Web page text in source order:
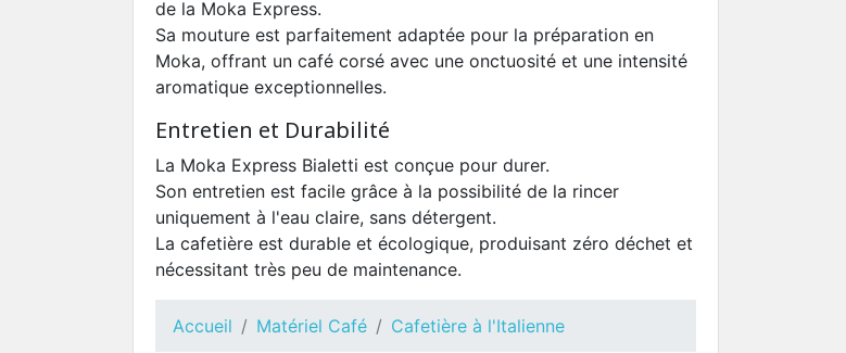
de la Moka Express.
Sa mouture est parfaitement adaptée pour la préparation en
Moka, offrant un café corsé avec une onctuosité et une intensité
aromatique exceptionnelles.
Entretien et Durabilité
La Moka Express Bialetti est conçue pour durer.
Son entretien est facile grâce à la possibilité de la rincer
uniquement à l'eau claire, sans détergent.
La cafetière est durable et écologique, produisant zéro déchet et
nécessitant très peu de maintenance.
Accueil Matériel Café Cafetière à l'Italienne